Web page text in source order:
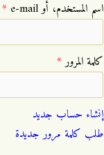
‏اسم المستخدم، أو e-mail ‏ *
‏كلمة المرور ‏*
إنشاء حساب جديد
طلب كلمة مرور جديدة